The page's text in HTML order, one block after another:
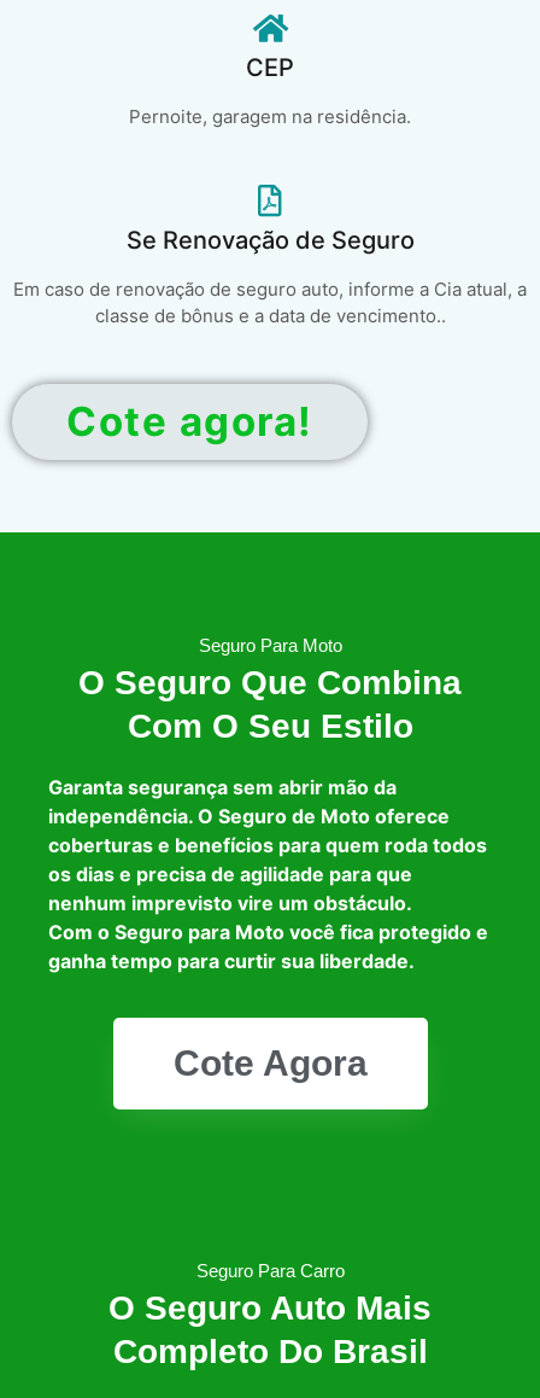
CEP
Pernoite, garagem na residência.
Se Renovação de Seguro
Em caso de renovação de seguro auto, informe a Cia atual, a
classe de bônus e a data de vencimento..
Cote agora!
Seguro Para Moto
O Seguro Que Combina
Com O Seu Estilo
Garanta segurança sem abrir mão da
independência. O Seguro de Moto oferece
coberturas e benefícios para quem roda todos
os dias e precisa de agilidade para que
nenhum imprevisto vire um obstáculo.
Com o Seguro para Moto você fica protegido e
ganha tempo para curtir sua liberdade.
Cote Agora
Seguro Para Carro
O Seguro Auto Mais
Completo Do Brasil